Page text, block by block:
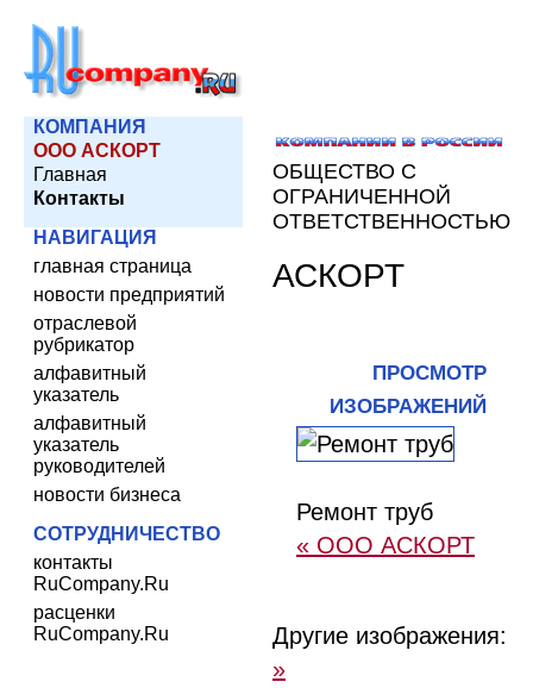
КОМПАНИЯ
ООО АСКОРТ
Главная
Контакты
НАВИГАЦИЯ
главная страница
новости предприятий
отраслевой
рубрикатор
алфавитный
указатель
алфавитный
указатель
руководителей
новости бизнеса
СОТРУДНИЧЕСТВО
контакты
RuCompany.Ru
расценки
RuCompany.Ru
ОБЩЕСТВО С
ОГРАНИЧЕННОЙ
ОТВЕТСТВЕННОСТЬЮ
АСКОРТ
ПРОСМОТР
ИЗОБРАЖЕНИЙ
Ремонт труб
« ООО АСКОРТ
Другие изображения:
»